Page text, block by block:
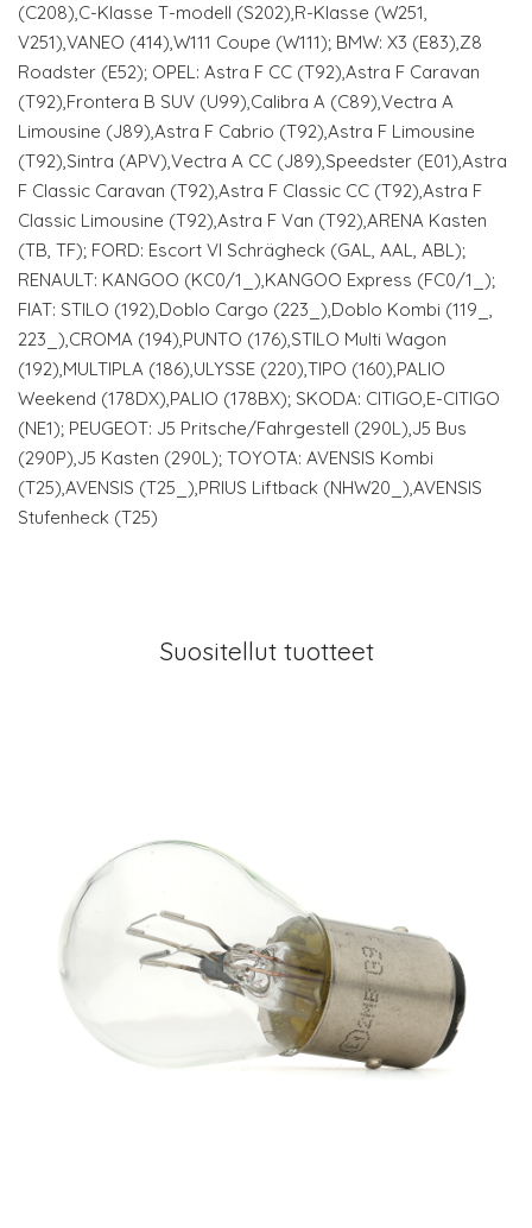
(C208),C-Klasse T-modell (S202),R-Klasse (W251,
V251),VANEO (414),W111 Coupe (W111); BMW: X3 (E83),Z8
Roadster (E52); OPEL: Astra F CC (T92),Astra F Caravan
(T92),Frontera B SUV (U99),Calibra A (C89),Vectra A
Limousine (J89),Astra F Cabrio (T92),Astra F Limousine
(T92),Sintra (APV),Vectra A CC (J89),Speedster (E01),Astra
F Classic Caravan (T92),Astra F Classic CC (T92),Astra F
Classic Limousine (T92),Astra F Van (T92),ARENA Kasten
(TB, TF); FORD: Escort VI Schrägheck (GAL, AAL, ABL);
RENAULT: KANGOO (KC0/1_),KANGOO Express (FC0/1_);
FIAT: STILO (192),Doblo Cargo (223_),Doblo Kombi (119_,
223_),CROMA (194),PUNTO (176),STILO Multi Wagon
(192),MULTIPLA (186),ULYSSE (220),TIPO (160),PALIO
Weekend (178DX),PALIO (178BX); SKODA: CITIGO,E-CITIGO
(NE1); PEUGEOT: J5 Pritsche/Fahrgestell (290L),J5 Bus
(290P),J5 Kasten (290L); TOYOTA: AVENSIS Kombi
(T25),AVENSIS (T25_),PRIUS Liftback (NHW20_),AVENSIS
Stufenheck (T25)
Suositellut tuotteet